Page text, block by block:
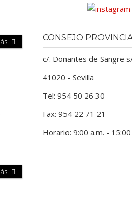
CONSEJO
c/. Donantes de Sangre
41020 - Sevilla
Tel: 954 50 26 30
Fax: 954 22 71 21
Horario: 9:00 a.m. - 15:00